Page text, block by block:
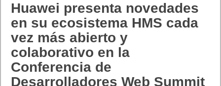
Huawei presenta novedades
en su ecosistema HMS cada
vez más abierto y
colaborativo en la
Conferencia de
Desarrolladores Web Summit